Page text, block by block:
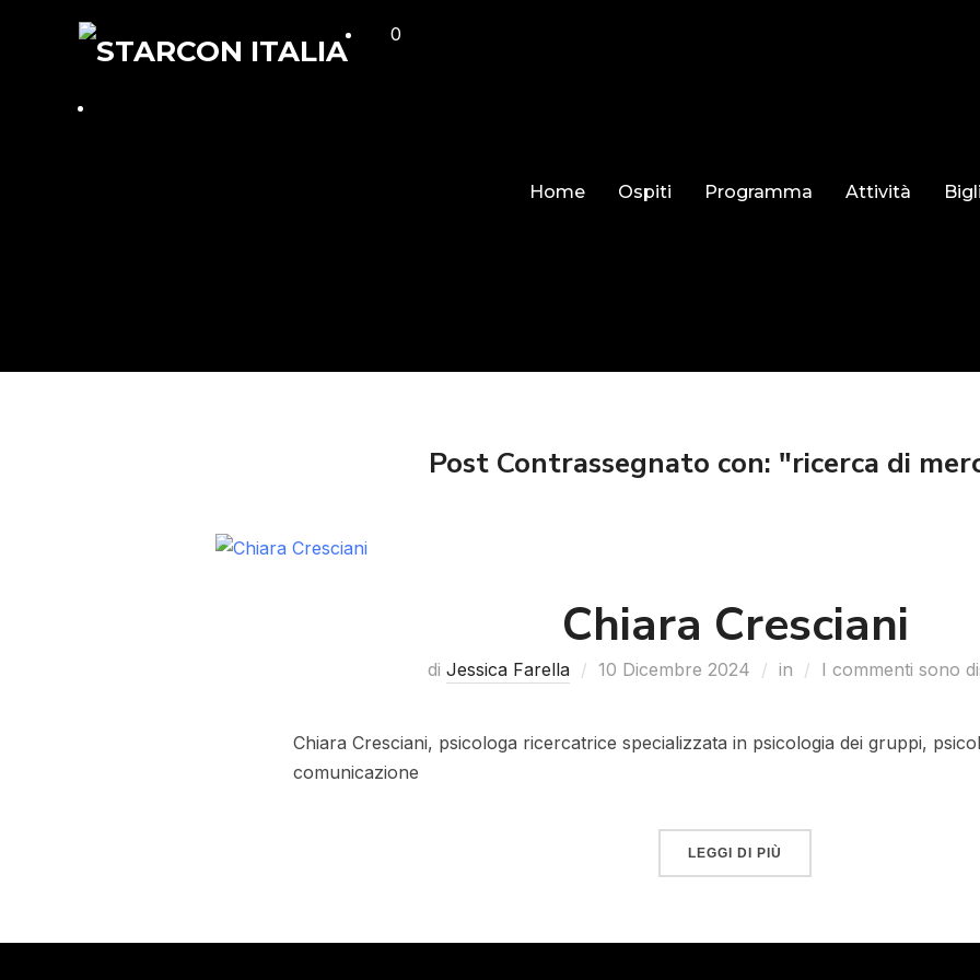
0
Home Ospiti Programma Attività
Post Contrassegnato con: "ricerca di
Chiara Cresciani
di Jessica Farella 10 Dicembre 2024 in I commenti sono
Chiara Cresciani, psicologa ricercatrice specializzata in psicologia dei gruppi,
comunicazione
LEGGI DI PIÙ